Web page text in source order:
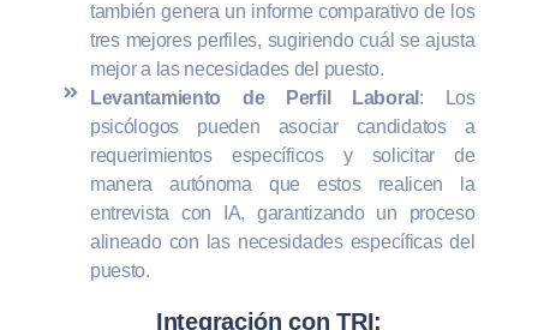
también genera un informe comparativo de los
tres mejores perfiles, sugiriendo cuál se ajusta
mejor a las necesidades del puesto.
Levantamiento de Perfil Laboral : Los
psicólogos pueden asociar candidatos a
requerimientos específicos y solicitar de
manera autónoma que estos realicen la
entrevista con IA, garantizando un proceso
alineado con las necesidades específicas del
puesto.
Integración con TRI: